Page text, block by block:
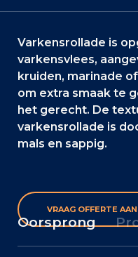
Varkensrollade is
varkensvlees,
kruiden, marinade
om extra smaak te
het gerecht. De
varkensrollade is
mals en sappig.
VRAAG OFFERTE AAN
Oorsprong